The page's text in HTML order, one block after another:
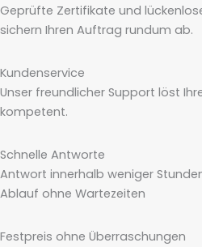
Geprüfte Zertifikate und
sichern Ihren Auftrag rundum ab.
Kundenservice
Unser freundlicher Support löst
kompetent.
Schnelle Antworte
Antwort innerhalb weniger
Ablauf ohne Wartezeiten
Festpreis ohne Überraschungen